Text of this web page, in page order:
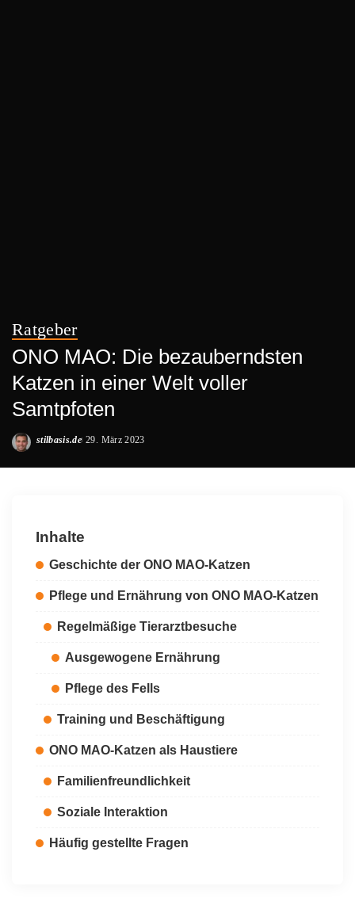
Ratgeber
ONO MAO: Die bezauberndsten
Katzen in einer Welt voller
Samtpfoten
Posted
stilbasis.de 29. März 2023
Inhalte
Geschichte der ONO MAO-Katzen
Pflege und Ernährung von ONO MAO-Katzen
Regelmäßige Tierarztbesuche
Ausgewogene Ernährung
Pflege des Fells
Training und Beschäftigung
ONO MAO-Katzen als Haustiere
Familienfreundlichkeit
Soziale Interaktion
Häufig gestellte Fragen